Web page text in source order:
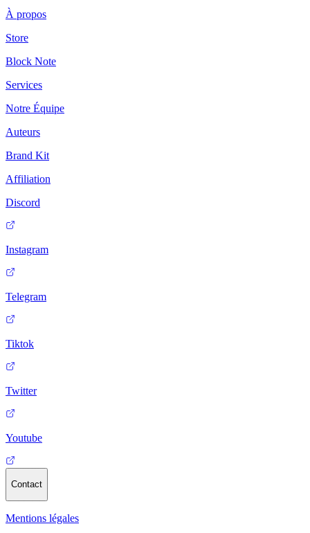
À propos
Store
Block Note
Services
Notre Équipe
Auteurs
Brand Kit
Affiliation
Discord
Instagram
Telegram
Tiktok
Twitter
Youtube
Contact
Mentions légales